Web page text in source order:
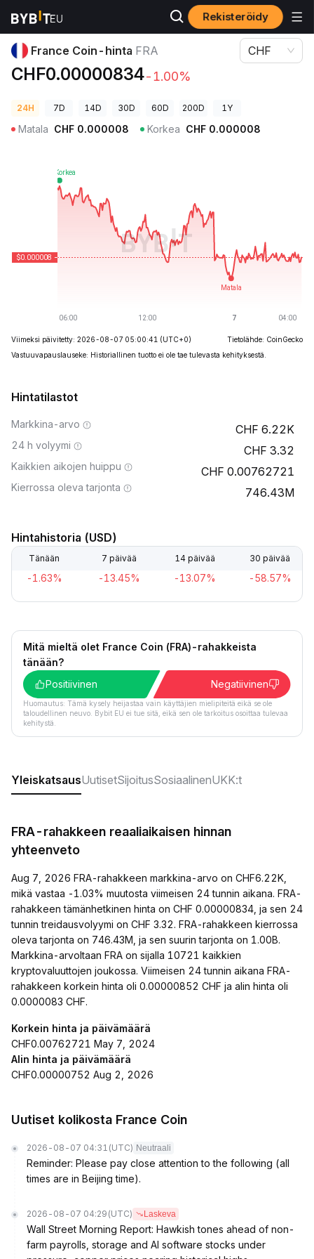
Rekisteröidy
Kryptohinnat
France Coin-hinta FRA
CHF0.00000834-1.00%
CHF
24H 7D 14D 30D 60D 200D 1Y
Matala CHF 0.000008 Korkea CHF 0.000008
Viimeksi päivitetty: 2026-08-07 05:00:41 (UTC+0)
Tietolähde: CoinGecko
Vastuuvapauslauseke: Historiallinen tuotto ei ole tae tulevasta kehityksestä.
Hintatilastot
Markkina-arvo 6.22K
24 h volyymi 3.32
Kaikkien aikojen huippu 0.00762721
Kierrossa oleva tarjonta 746.43M
Hintahistoria (USD)
Tänään 7 päivää 14 päivää 30 päivää
-1.63% -13.45% -13.07% -58.57%
Mitä mieltä olet France Coin (FRA)-rahakkeista
tänään?
Positiivinen
Negatiivinen
Huomautus: Tämä kysely heijastaa vain käyttäjien mielipiteitä eikä se ole
taloudellinen neuvo. Bybit EU ei tue sitä, eikä sen ole tarkoitus osoittaa tulevaa
kehitystä.
YleiskatsausUutisetSijoitusSosiaalinenUKK:t
FRA-rahakkeen reaaliaikaisen hinnan
yhteenveto
Aug 7, 2026 FRA-rahakkeen markkina-arvo on CHF6.22K,
mikä vastaa -1.03% muutosta viimeisen 24 tunnin aikana. FRA-
rahakkeen tämänhetkinen hinta on CHF 0.00000834, ja sen 24
tunnin treidausvolyymi on CHF 3.32. FRA-rahakkeen kierrossa
oleva tarjonta on 746.43M, ja sen suurin tarjonta on 1.00B.
Markkina-arvoltaan FRA on sijalla 10721 kaikkien
kryptovaluuttojen joukossa. Viimeisen 24 tunnin aikana FRA-
rahakkeen korkein hinta oli 0.00000852 CHF ja alin hinta oli
0.0000083 CHF.
Korkein hinta ja päivämäärä
CHF0.00762721 May 7, 2024
Alin hinta ja päivämäärä
CHF0.00000752 Aug 2, 2026
Uutiset kolikosta France Coin
2026-08-07 04:31 (UTC) Neutraali
Reminder: Please pay close attention to the following (all
times are in Beijing time).
2026-08-07 04:29 (UTC) Laskeva
Wall Street Morning Report: Hawkish tones ahead of non-
farm payrolls, storage and AI software stocks under